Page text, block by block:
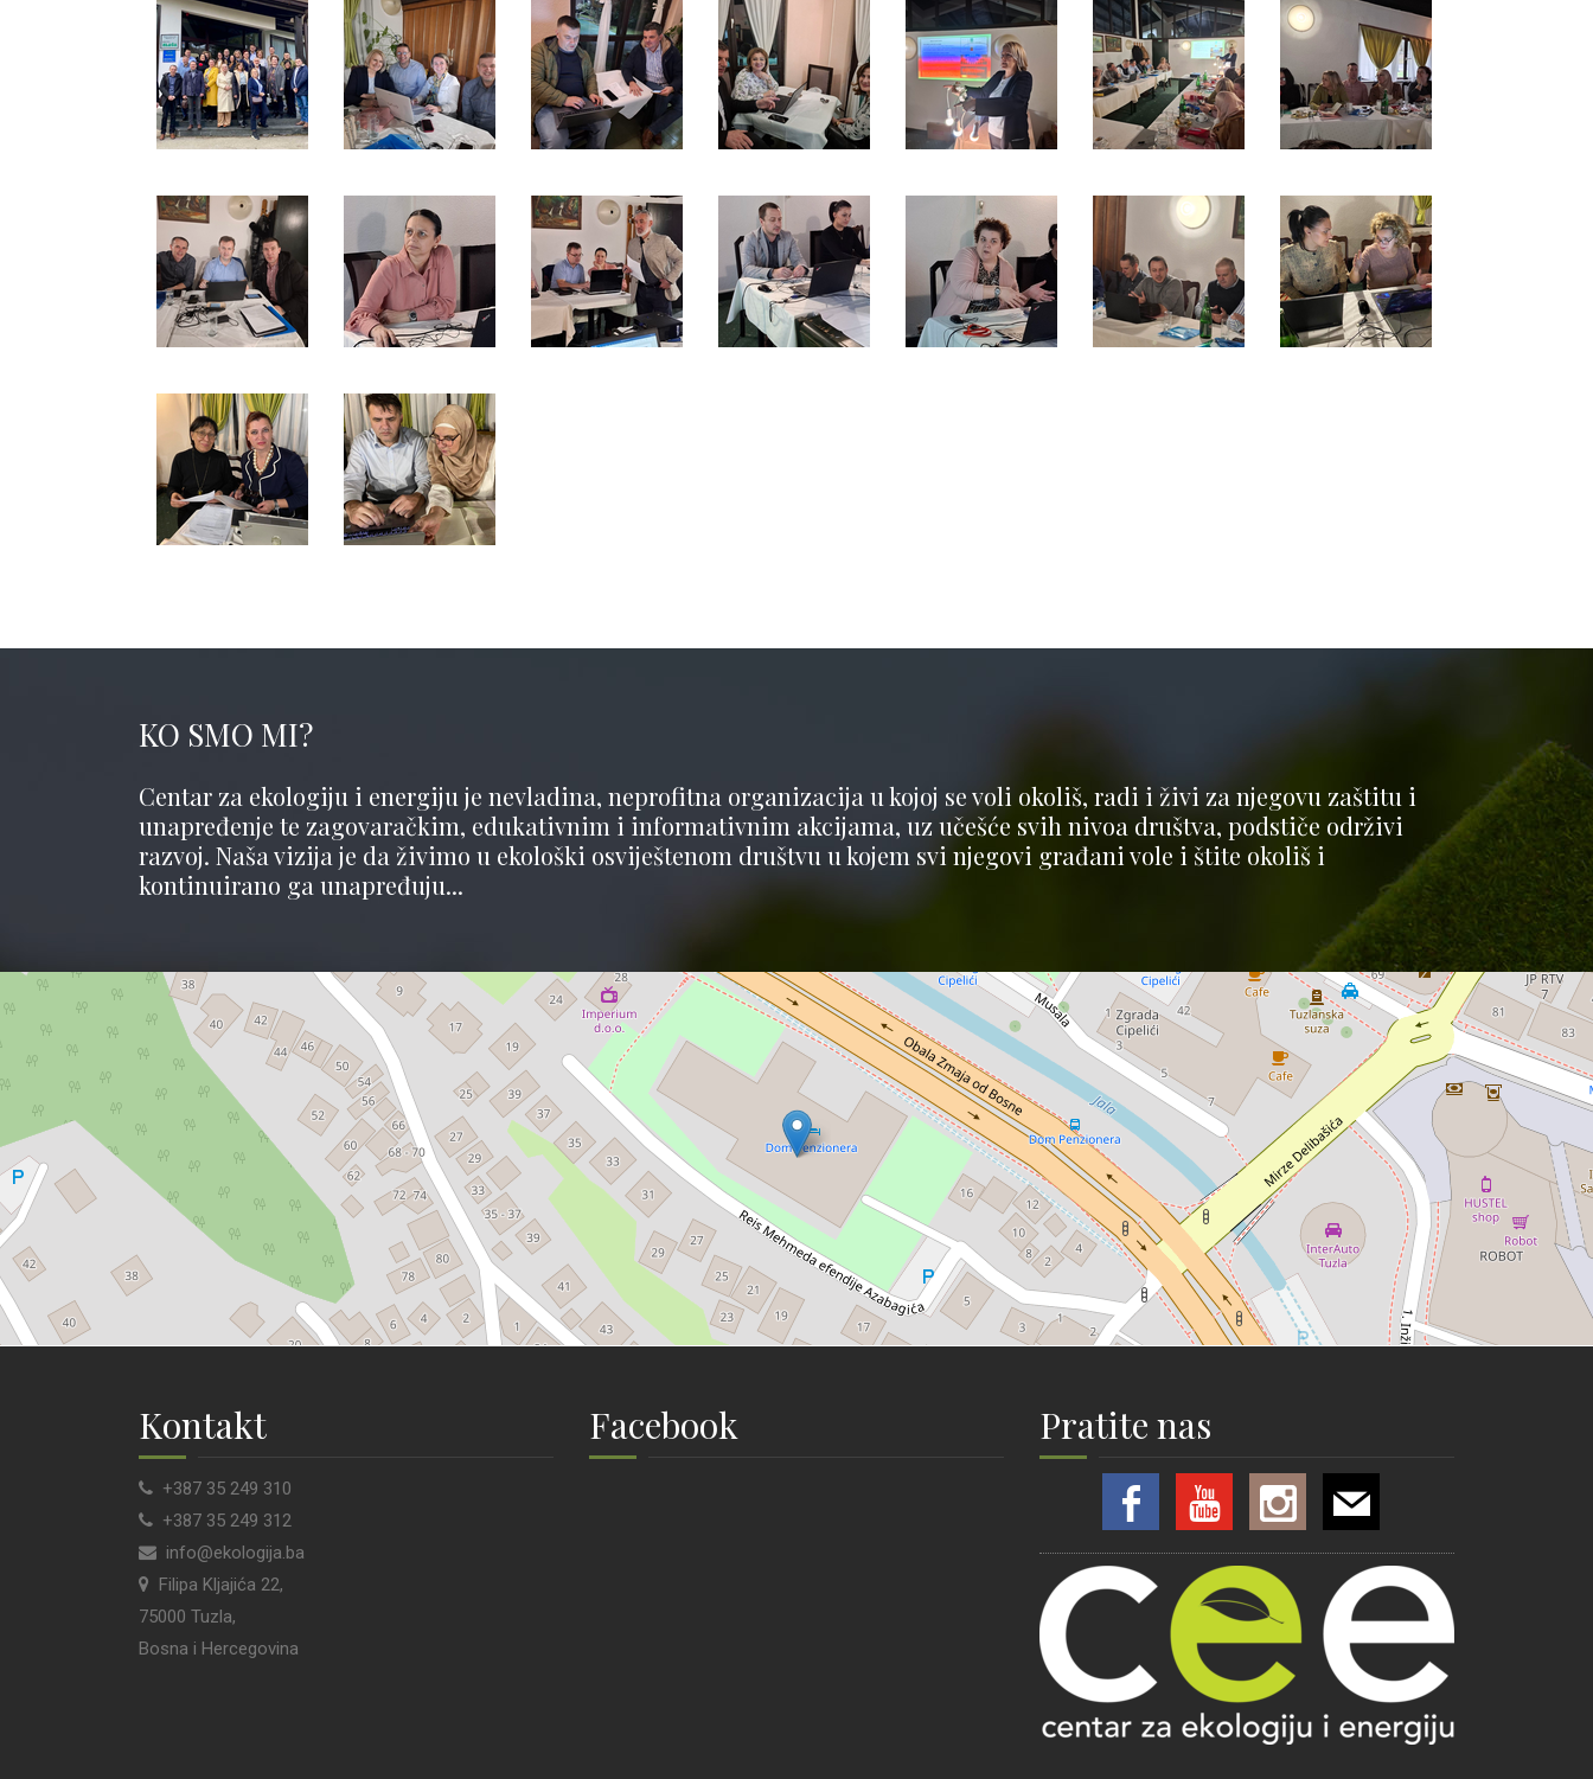
KO SMO MI?
Centar za ekologiju i energiju je nevladina, neprofitna organizacija u kojoj se voli okoliš, radi i živi za njegovu zaštitu i
unapređenje te zagovaračkim, edukativnim i informativnim akcijama, uz učešće svih nivoa društva, podstiče održivi
razvoj. Naša vizija je da živimo u ekološki osviještenom društvu u kojem svi njegovi građani vole i štite okoliš i
kontinuirano ga unapređuju...
Kontakt
+387 35 249 310
+387 35 249 312
info@ekologija.ba
Filipa Kljajića 22,
75000 Tuzla,
Bosna i Hercegovina
Facebook Pratite nas